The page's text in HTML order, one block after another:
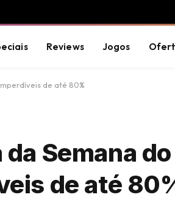
Reviews Jogos
de até 80%
Semana
de até